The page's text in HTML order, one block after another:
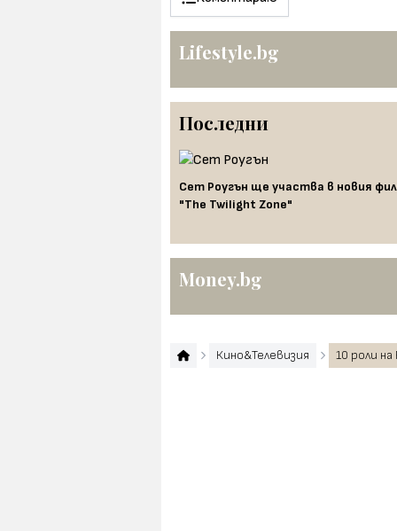
Lifestyle.bg
Последни
Сет Роугън ще участва в новия
"The Twilight Zone"
Money.bg
Кино&Телевизия 10 роли